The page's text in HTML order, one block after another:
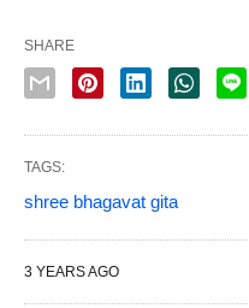
SHARE
TAGS:
shree bhagavat gita
3 YEARS AGO